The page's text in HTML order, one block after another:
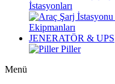
İstasyonları
Ekipmanları
JENERATÖR & UPS
Piller
Menü